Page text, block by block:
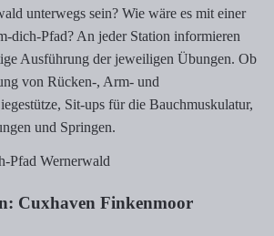
unterwegs sein? Wie wäre es mit einer
dich-Pfad? An jeder Station informieren
Ausführung der jeweiligen Übungen. Ob
von Rücken-, Arm- und
Sit-ups für die Bauchmuskulatur,
und Springen.
Cuxhaven Finkenmoor